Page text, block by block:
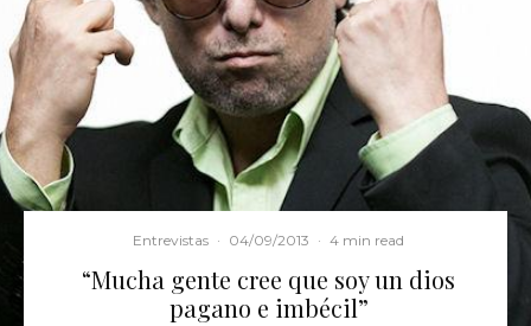
Entrevistas · 04/09/2013 · 4 min read
“Mucha gente cree que soy un dios
pagano e imbécil”